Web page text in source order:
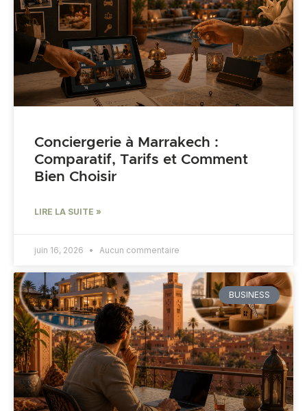
Conciergerie à Marrakech :
Comparatif, Tarifs et Comment
Bien Choisir
LIRE LA SUITE »
juin 16, 2026 Aucun commentaire
BUSINESS